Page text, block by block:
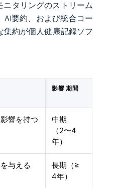
タリングのストリーム
AI要約、および統合コー
約が個人健康記録ソフ
影響 期間
響を持つ
中期
（2〜4
年）
与える
長期（≥
4年）